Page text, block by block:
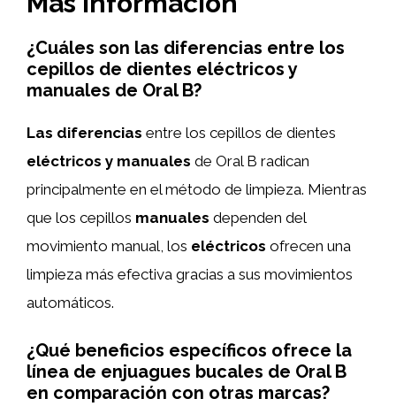
¿Cuáles son las diferencias entre los
cepillos de dientes eléctricos y
manuales de Oral B?
Las diferencias entre los cepillos de dientes
eléctricos y manuales de Oral B radican
principalmente en el método de limpieza. Mientras
que los cepillos manuales dependen del
movimiento manual, los eléctricos ofrecen una
limpieza más efectiva gracias a sus movimientos
automáticos.
¿Qué beneficios específicos ofrece la
línea de enjuagues bucales de Oral B
en comparación con otras marcas?